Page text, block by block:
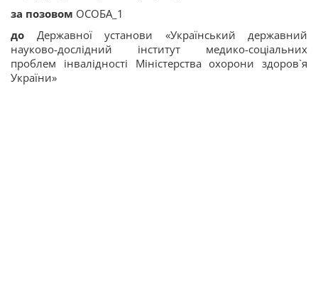
за позовом ОСОБА_1
до Державної установи «Український державний
науково-дослідний інститут медико-соціальних
проблем інвалідності Міністерства охорони здоров`я
України»